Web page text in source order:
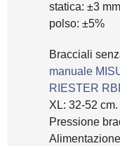
statica: ±3
polso: ±5%
Bracciali
manuale
RIESTER
XL: 32-52 cm.
Pressione